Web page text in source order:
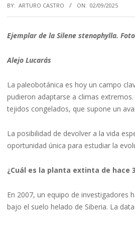
BY: ARTURO CASTRO ON: 02/09/2025
Ejemplar de la Silene stenophylla.
Alejo Lucarás
La paleobotánica es hoy un campo
pudieron adaptarse a climas
tejidos congelados, que supone un
La posibilidad de devolver a la vida
oportunidad única para estudiar la
¿Cuál es la planta extinta de hace
En 2007, un equipo de investigadores
bajo el suelo helado de Siberia. La